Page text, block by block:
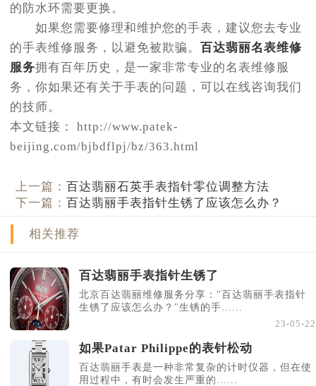
的防水环需要更换。
如果您需要修理和维护您的手表，建议您去专业
的手表维修服务，以避免被欺骗。 百达翡丽名表维修
服务拥有百年历史，是一家非常专业的名表维修服
务，你如果还有关于手表的问题，可以在线咨询我们
的技师。
本文链接： http://www.patek-
beijing.com/bjbdflpj/bz/363.html
上一篇：百达翡丽石英手表指针零位调整方法
下一篇：百达翡丽手表指针生锈了应该怎么办？
相关推荐
百达翡丽手表指针生锈了
北京百达翡丽维修服务分享："百达翡丽手表指针
生锈了应该怎么办？"生锈的手......
23-05-22
如果Patar Philippe的表针松动
百达翡丽手表是一种非常复杂的计时仪器，但在使
用过程中，有时会发生严重的......